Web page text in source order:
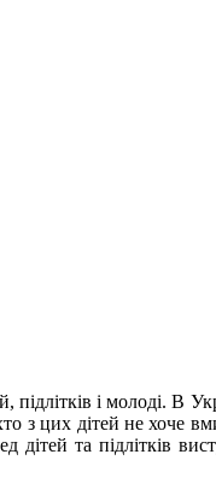
і молоді. В
з цих дітей не хоче
та підлітків